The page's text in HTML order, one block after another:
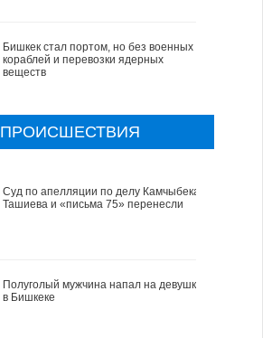
Бишкек стал портом, но без военных
кораблей и перевозки ядерных
веществ
ПРОИСШЕСТВИЯ
Cуд по апелляции по делу Камчыбека
Ташиева и «письма 75» перенесли
Полуголый мужчина напал на девушку
в Бишкеке